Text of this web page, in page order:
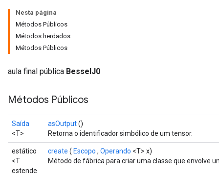
Nesta página
Métodos Públicos
Métodos herdados
Métodos Públicos
aula final pública BesselJ0
Métodos Públicos
Saída
<T>
asOutput()
Retorna o identificador simbólico de um tensor.
estático
<T
estende
create ( Escopo , Operando <T> x)
Método de fábrica para criar uma classe que envolve